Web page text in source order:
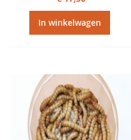
In winkelwagen